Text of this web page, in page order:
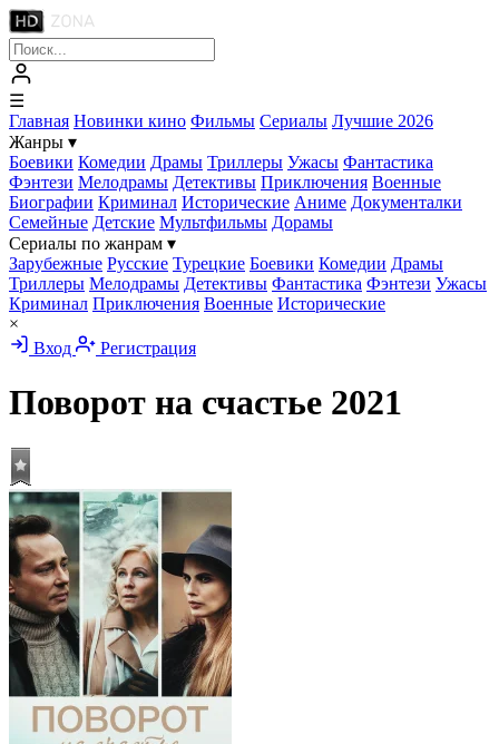
☰
Главная Новинки кино Фильмы Сериалы Лучшие 2026
Жанры ▾
Боевики Комедии Драмы Триллеры Ужасы Фантастика
Фэнтези Мелодрамы Детективы Приключения Военные
Биографии Криминал Исторические Аниме Документалки
Семейные Детские Мультфильмы Дорамы
Сериалы по жанрам ▾
Зарубежные Русские Турецкие Боевики Комедии Драмы
Триллеры Мелодрамы Детективы Фантастика Фэнтези Ужасы
Криминал Приключения Военные Исторические
×
Вход
Регистрация
Поворот на счастье 2021